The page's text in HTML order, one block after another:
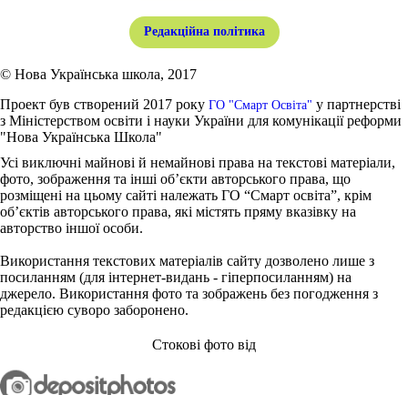
Редакційна політика
© Нова Українська школа, 2017
Проект був створений 2017 року ГО "Смарт Освіта" у партнерстві
з Міністерством освіти і науки України для комунікації реформи
"Нова Українська Школа"
Усі виключні майнові й немайнові права на текстові матеріали,
фото, зображення та інші об’єкти авторського права, що
розміщені на цьому сайті належать ГО “Смарт освіта”, крім
об’єктів авторського права, які містять пряму вказівку на
авторство іншої особи.
Використання текстових матеріалів сайту дозволено лише з
посиланням (для інтернет-видань - гіперпосиланням) на
джерело. Використання фото та зображень без погодження з
редакцією суворо заборонено.
Стокові фото від